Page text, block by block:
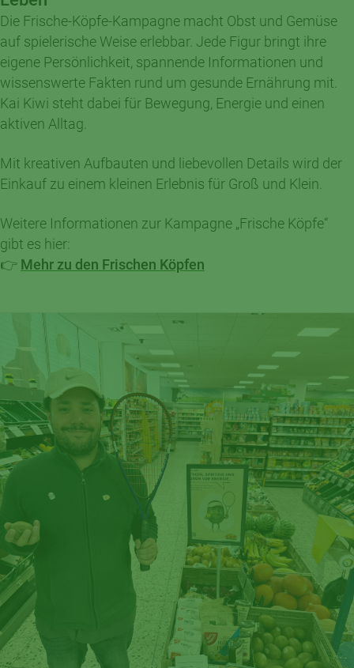
Die Frische-Köpfe-Kampagne macht Obst und Gemüse
auf spielerische Weise erlebbar. Jede Figur bringt ihre
eigene Persönlichkeit, spannende Informationen und
wissenswerte Fakten rund um gesunde Ernährung mit.
Kai Kiwi steht dabei für Bewegung, Energie und einen
aktiven Alltag.
Mit kreativen Aufbauten und liebevollen Details wird der
Einkauf zu einem kleinen Erlebnis für Groß und Klein.
Weitere Informationen zur Kampagne „Frische Köpfe“
gibt es hier:
👉 Mehr zu den Frischen Köpfen